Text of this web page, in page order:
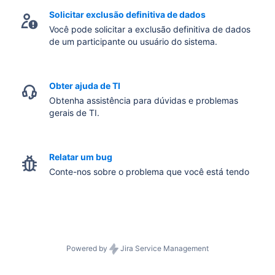
Solicitar exclusão definitiva de dados
Você pode solicitar a exclusão definitiva de dados
de um participante ou usuário do sistema.
Obter ajuda de TI
Obtenha assistência para dúvidas e problemas
gerais de TI.
Relatar um bug
Conte-nos sobre o problema que você está tendo
Powered by Jira Service Management